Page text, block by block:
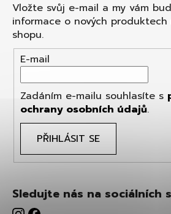
Vložte svůj e-mail a my vám
informace o nových
shopu.
E-mail
Zadáním e-mailu souhlasíte s
ochrany osobních údajů.
PŘIHLÁSIT SE
Sledujte nás na sociálních